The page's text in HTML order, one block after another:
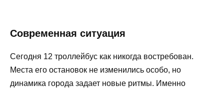
Современная ситуация
Сегодня 12 троллейбус как никогда востребован.
Места его остановок не изменились особо, но
динамика города задает новые ритмы. Именно